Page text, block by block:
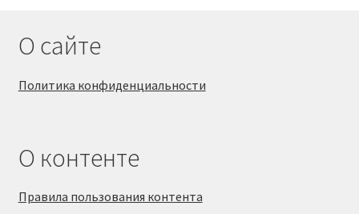
О сайте
Политика конфиденциальности
О контенте
Правила пользования контента